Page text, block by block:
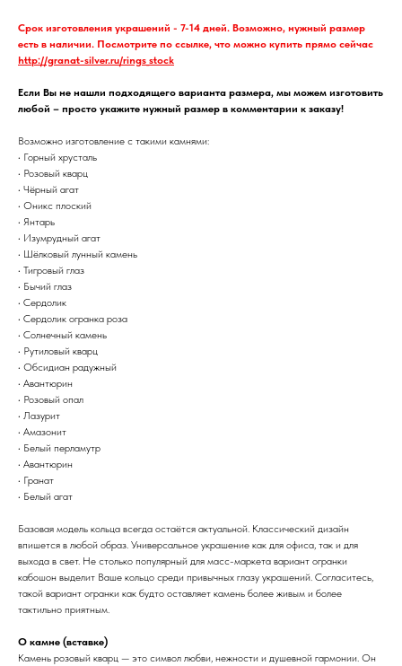
Срок изготовления украшений - 7-14 дней. Возможно, нужный размер
есть в наличии. Посмотрите по ссылке, что можно купить прямо сейчас
http://granat-silver.ru/rings_stock
Если Вы не нашли подходящего варианта размера, мы можем изготовить
любой – просто укажите нужный размер в комментарии к заказу!
Возможно изготовление с такими камнями:
• Горный хрусталь
• Розовый кварц
• Чёрный агат
• Оникс плоский
• Янтарь
• Изумрудный агат
• Шёлковый лунный камень
• Тигровый глаз
• Бычий глаз
• Сердолик
• Сердолик огранка роза
• Солнечный камень
• Рутиловый кварц
• Обсидиан радужный
• Авантюрин
• Розовый опал
• Лазурит
• Амазонит
• Белый перламутр
• Авантюрин
• Гранат
• Белый агат
Базовая модель кольца всегда остаётся актуальной. Классический дизайн
впишется в любой образ. Универсальное украшение как для офиса, так и для
выхода в свет. Не столько популярный для масс-маркета вариант огранки
кабошон выделит Ваше кольцо среди привычных глазу украшений. Согласитесь,
такой вариант огранки как будто оставляет камень более живым и более
тактильно приятным.
О камне (вставке)
Камень розовый кварц — это символ любви, нежности и душевной гармонии. Он